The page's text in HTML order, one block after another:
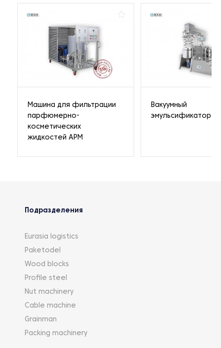
Машина для фильтрации
парфюмерно-
косметических
жидкостей APM
Вакуумный
эмульсификатор
Подразделения
Eurasia logistics
Paketodel
Wood blocks
Profile steel
Nut machinery
Cable machine
Grainman
Packing machinery